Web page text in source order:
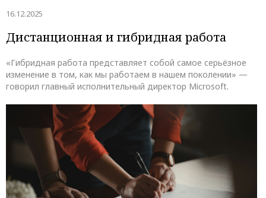
16.12.2025
Дистанционная и гибридная работа
«Гибридная работа представляет собой самое серьёзное
изменение в том, как мы работаем в нашем поколении» —
говорил главный исполнительный директор Microsoft.